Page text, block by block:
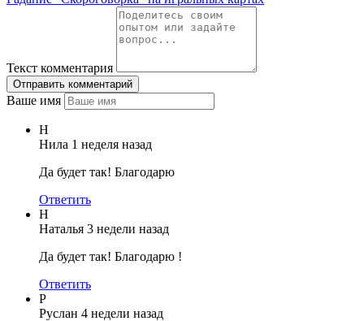
Текст комментария
Отправить комментарий
Ваше имя
Н
Нила 1 неделя назад
Да будет так! Благодарю
Ответить
Н
Наталья 3 недели назад
Да будет так! Благодарю !
Ответить
Р
Руслан 4 недели назад